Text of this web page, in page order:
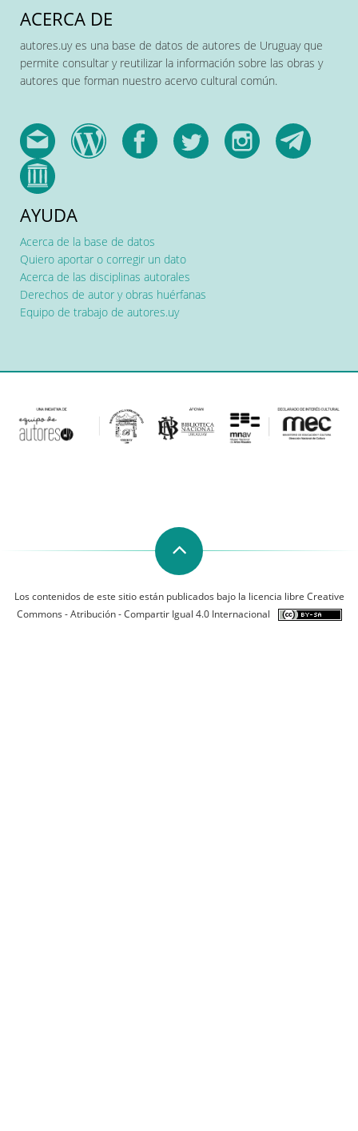
ACERCA DE
autores.uy es una base de datos de autores de Uruguay que
permite consultar y reutilizar la información sobre las obras y
autores que forman nuestro acervo cultural común.
AYUDA
Acerca de la base de datos
Quiero aportar o corregir un dato
Acerca de las disciplinas autorales
Derechos de autor y obras huérfanas
Equipo de trabajo de autores.uy
Los contenidos de este sitio están publicados bajo la licencia libre Creative
Commons - Atribución - Compartir Igual 4.0 Internacional